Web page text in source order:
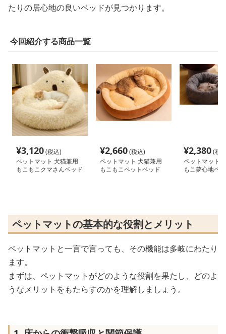
たりの居心地の良いベッドが見つかります。
今回紹介する商品一覧
¥3,120(税込)
ペットマット 犬猫兼用
もこもこクマさんベッド
¥2,660(税込)
ペットマット 犬猫兼用
もこもこペットベッド
¥2,380(税
ペットマット
もこ夢心地ペ
ペットマットの基本的な役割とメリット
ペットマットと一言で言っても、その機能は多岐にわたり
ます。
まずは、ペットマットがどのような役割を果たし、どのよ
うなメリットをもたらすのかを理解しましょう。